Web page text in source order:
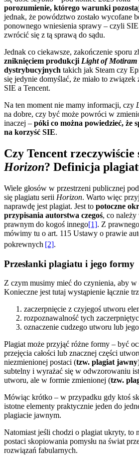
porozumienie, którego warunki
jednak, że powództwo zostało wycofane
ponownego wniesienia sprawy – czyli
zwrócić się z tą sprawą do sądu.
Jednak co ciekawsze, zakończenie sporu
zniknięciem produkcji Light of Motiram
dystrybucyjnych takich jak Steam czy
się jedynie domyślać, że miało to
SIE a Tencent.
Na ten moment nie mamy informacji, czy
na dobre, czy być może powróci w
inaczej – póki co można powiedzieć, że
na korzyść SIE.
Czy Tencent rzeczywiście
Horizon? Definicja
Wiele głosów w przestrzeni publicznej
się plagiatu serii Horizon. Warto więc
naprawdę jest plagiat. Jest to potoczne
przypisania autorstwa czegoś, co
prawnym do kogoś innego[1]. Z
mówimy tu o art. 115 Ustawy o prawie
pokrewnych [2].
Przesłanki plagiatu i jego formy
Z czym musimy mieć do czynienia, aby
Konieczne jest tutaj wystąpienie łącznie
zaczerpnięcie z czyjegoś utworu
rozpoznawalność tych
oznaczenie cudzego utworu lub
Plagiat może przyjąć różne formy – być
przejęcia całości lub znacznej części
niezmienionej postaci (tzw. plagiat jawny
subtelny i wyrażać się w odwzorowaniu
utworu, ale w formie zmienionej (tzw.
Mówiąc krótko – w przypadku gdy ktoś
istotne elementy praktycznie jeden do
plagiacie jawnym.
Natomiast jeśli chodzi o plagiat ukryty, to
postaci skopiowania pomysłu na świat
rozwiązań fabularnych.